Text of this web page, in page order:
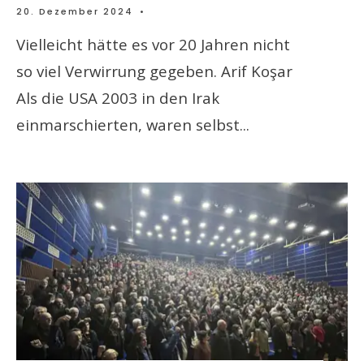
20. Dezember 2024 •
Vielleicht hätte es vor 20 Jahren nicht
so viel Verwirrung gegeben. Arif Koşar
Als die USA 2003 in den Irak
einmarschierten, waren selbst...